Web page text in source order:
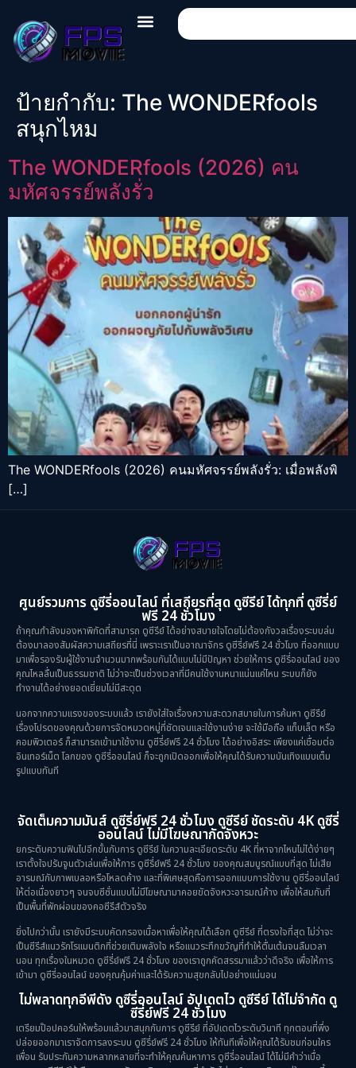
ป้ายกำกับ: The WONDERfools
สนุกไหม
The WONDERfools (2026) คน
มหัศจรรย์พลังรั่ว
The WONDERfools (2026) คนมหัศจรรย์พลังรั่ว: เมื่อพลังพิ
[…]
ศูนย์รวมการ ดูซีรี่ออนไลน์ ที่เสถียรที่สุด ดูซีรีย์ ได้ทุกที่ ดูซีรี่ย์
ฟรี 24 ชั่วโมง
ถ้าคุณกำลังมองหาพิกัดที่สามารถ ดูซีรีย์ ได้อย่างสบายใจโดยไม่ต้องกังวลเรื่องระบบล่ม
ต้องมาลองสัมผัสความเสถียรที่นี่ เพราะเราเป็นอาณาจักร ดูซีรี่ย์ฟรี 24 ชั่วโมง ที่ออกแบบ
มาเพื่อรองรับผู้ใช้งานจำนวนมากพร้อมกันได้แบบไม่มีปัญหา ช่วยให้การ ดูซีรี่ออนไลน์ ของ
คุณไหลลื่นเป็นธรรมชาติ ไม่ว่าจะเป็นช่วงเวลาที่มีคนใช้งานหนาแน่นแค่ไหน ระบบก็ยัง
ทำงานได้อย่างยอดเยี่ยมไม่มีสะดุด
นอกจากความแรงของระบบแล้ว เรายังใส่ใจเรื่องความสะดวกสบายในการค้นหา ดูซีรีย์
เรื่องโปรดของคุณด้วยการจัดหมวดหมู่ที่ชัดเจนและใช้งานง่าย จะใช้มือถือ แท็บเล็ต หรือ
คอมพิวเตอร์ ก็สามารถเข้ามาใช้งาน ดูซีรี่ย์ฟรี 24 ชั่วโมง ได้อย่างอิสระ เพียงแค่เชื่อมต่อ
อินเทอร์เน็ต โลกของ ดูซีรี่ออนไลน์ ก็จะถูกเปิดออกเพื่อให้คุณได้รับความบันเทิงแบบเต็ม
รูปแบบทันที
จัดเต็มความมันส์ ดูซีรี่ย์ฟรี 24 ชั่วโมง ดูซีรีย์ ชัดระดับ 4K ดูซีรี่
ออนไลน์ ไม่มีโฆษณากัดจังหวะ
ยกระดับความฟินไปอีกขั้นกับการ ดูซีรีย์ ในความละเอียดระดับ 4K ที่หาจากไหนไม่ได้ง่ายๆ
เราตั้งใจปรับจูนตัวเล่นเพื่อให้การ ดูซีรี่ย์ฟรี 24 ชั่วโมง ของคุณสมบูรณ์แบบที่สุด ไม่เสีย
อารมณ์กับภาพเบลอหรือโหลดค้าง และที่พิเศษสุดคือการออกแบบการใช้งาน ดูซีรี่ออนไลน์
ให้ต่อเนื่องยาวๆ จนจบซีซั่นแบบไม่มีโฆษณามาคอยขัดจังหวะอารมณ์ค้าง เพื่อให้สมกับที่
เป็นพื้นที่พักผ่อนของคอซีรีส์ตัวจริง
ยิ่งไปกว่านั้น เรายังมีระบบคัดกรองเนื้อหาเพื่อให้คุณได้เลือก ดูซีรีย์ ที่ตรงใจที่สุด ไม่ว่าจะ
เป็นซีรีส์แนวรักโรแมนติกที่ช่วยเติมพลังใจ หรือแนวระทึกขวัญที่ทำให้ตื่นเต้นจนลืมเวลา
นอน ทุกเรื่องในหมวด ดูซีรี่ย์ฟรี 24 ชั่วโมง ของเราถูกคัดสรรมาแล้วว่าดีจริง เพื่อให้การ
เข้ามา ดูซีรี่ออนไลน์ ของคุณคุ้มค่าและได้รับความสุขกลับไปอย่างแน่นอน
ไม่พลาดทุกอีพีดัง ดูซีรี่ออนไลน์ อัปเดตไว ดูซีรีย์ ได้ไม่จำกัด ดู
ซีรี่ย์ฟรี 24 ชั่วโมง
เตรียมป๊อปคอร์นให้พร้อมแล้วมาสนุกกับการ ดูซีรีย์ ที่อัปเดตไวระดับวินาที ทุกตอนที่พึ่ง
ปล่อยออกมาเราจัดการลงระบบ ดูซีรี่ย์ฟรี 24 ชั่วโมง ให้ทันทีเพื่อให้คุณได้รับชมก่อนใคร
เพื่อน รับประกันความหลากหลายที่จะทำให้คุณค้นหาการ ดูซีรี่ออนไลน์ ได้ไม่มีคำว่าเบื่อ